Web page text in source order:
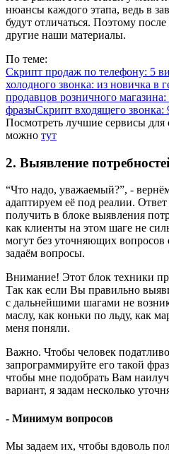
нюансы каждого этапа, ведь в
будут отличаться. Поэтому
другие наши материалы.
По теме:
Скрипт продаж по телефону: 5
холодного звонка: из новичка в
продавцов розничного
фразыСкрипт входящего
Посмотреть лучшие сервисы для
можно тут
2. Выявление
“Что надо, уважаемый?”, -
адаптируем её под реалии.
получить в блоке выявления
как клиенты на этом шаге не
могут без уточняющих
задаём вопросы.
Внимание! Этот блок техники
Так как если Вы правильно
с дальнейшими шагами не
маслу, как коньки по льду, как
меня поняли.
Важно. Чтобы человек
запрограммируйте его такой
чтобы мне подобрать Вам
вариант, я задам несколько
- Минимум вопросов
Мы задаем их, чтобы вдоволь